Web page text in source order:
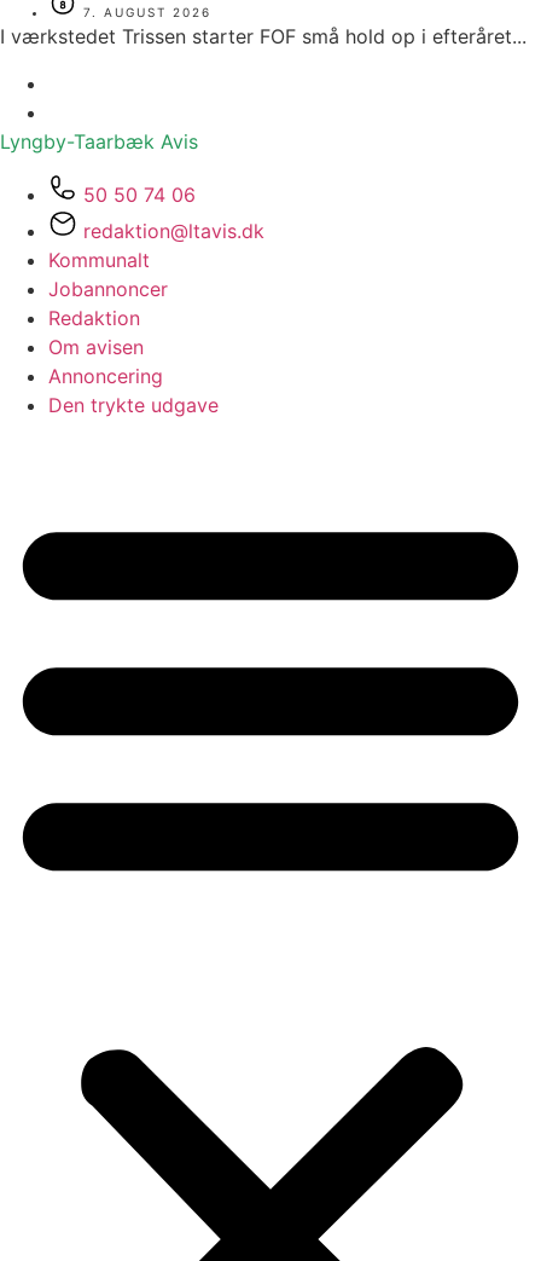
7. AUGUST 2026
I værkstedet Trissen starter FOF små hold op i efteråret...
Lyngby-Taarbæk Avis
50 50 74 06
redaktion@ltavis.dk
Kommunalt
Jobannoncer
Redaktion
Om avisen
Annoncering
Den trykte udgave